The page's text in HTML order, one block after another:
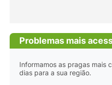
Problemas mais
Informamos as pragas mais
dias para a sua região.